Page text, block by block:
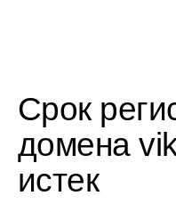
Срок
домена
истек